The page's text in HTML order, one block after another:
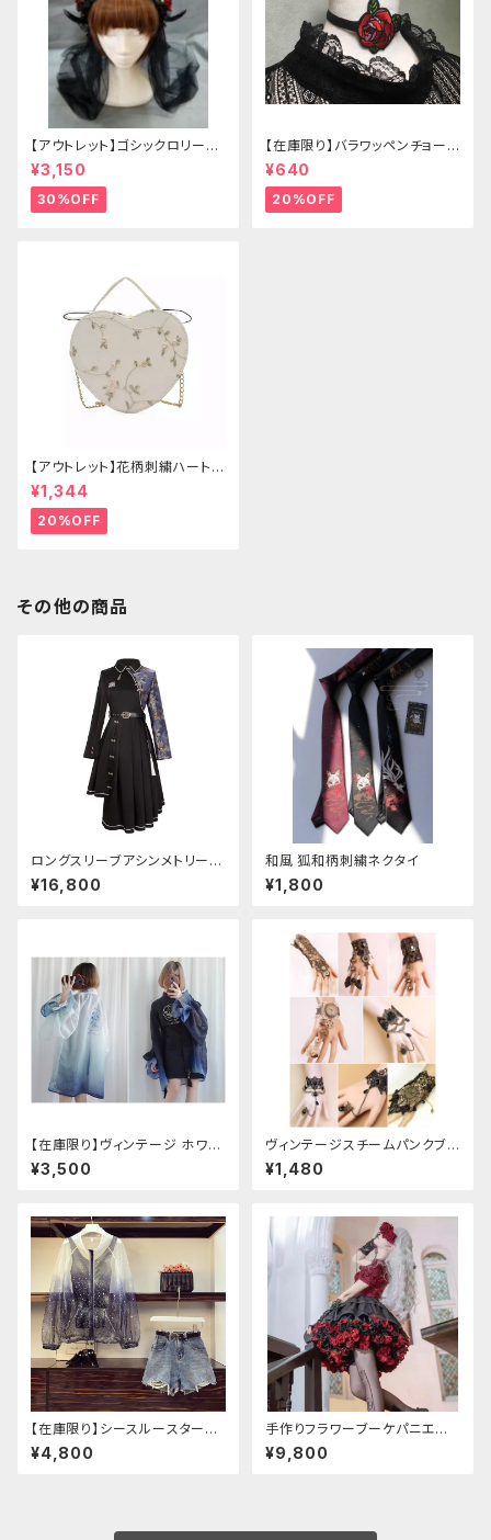
【アウトレット】ゴシックロリータ
ゴールドクラウン＆ホーン(ヴェ
ール付き)
¥3,150
30%OFF
【在庫限り】バラワッペンチョーカ
ー
¥640
20%OFF
【アウトレット】花柄刺繍ハートバ
ッグ
¥1,344
20%OFF
その他の商品
ロングスリーブアシンメトリーチ
ャイナドレス
¥16,800
和風 狐和柄刺繍ネクタイ
¥1,800
【在庫限り】ヴィンテージ ホワイ
トタイガー チョンサム ショートス
リーブ
¥3,500
ヴィンテージスチームパンクブレ
スレット
¥1,480
【在庫限り】シースルースターリ
ージャケットデニムパンツセット
アップ
¥4,800
手作りフラワーブーケパニエ
（❁⃘5色展開❁⃘）
¥9,800